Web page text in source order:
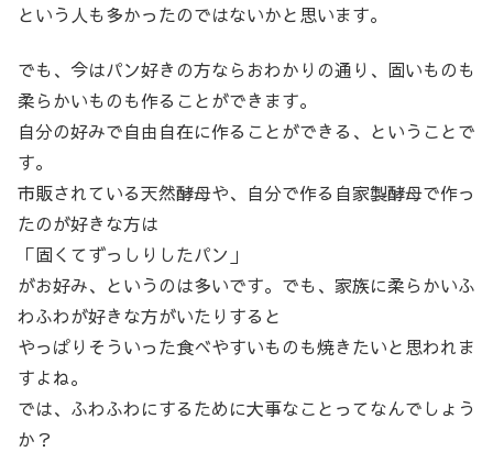
という人も多かったのではないかと思います。
でも、今はパン好きの方ならおわかりの通り、固いものも
柔らかいものも作ることができます。
自分の好みで自由自在に作ることができる、ということで
す。
市販されている天然酵母や、自分で作る自家製酵母で作っ
たのが好きな方は
「固くてずっしりしたパン」
がお好み、というのは多いです。でも、家族に柔らかいふ
わふわが好きな方がいたりすると
やっぱりそういった食べやすいものも焼きたいと思われま
すよね。
では、ふわふわにするために大事なことってなんでしょう
か？